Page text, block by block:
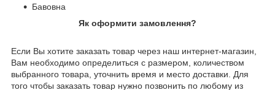
Бавовна
Як оформити замовлення?
Если Вы хотите заказать товар через наш интернет-магазин,
Вам необходимо определиться с размером, количеством
выбранного товара, уточнить время и место доставки. Для
того чтобы заказать товар нужно позвонить по любому из